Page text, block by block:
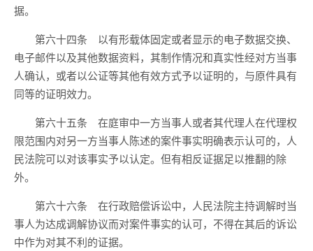
据。
第六十四条 以有形载体固定或者显示的电子数据交换、
电子邮件以及其他数据资料，其制作情况和真实性经对方当事
人确认，或者以公证等其他有效方式予以证明的，与原件具有
同等的证明效力。
第六十五条 在庭审中一方当事人或者其代理人在代理权
限范围内对另一方当事人陈述的案件事实明确表示认可的，人
民法院可以对该事实予以认定。但有相反证据足以推翻的除
外。
第六十六条 在行政赔偿诉讼中，人民法院主持调解时当
事人为达成调解协议而对案件事实的认可，不得在其后的诉讼
中作为对其不利的证据。